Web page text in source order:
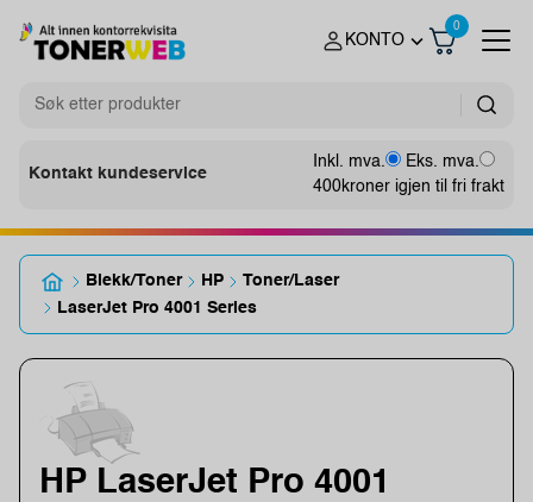
KONTO
0
Kontakt kundeservice
Inkl. mva.
Eks. mva.
400kroner igjen til fri frakt
Blekk/Toner HP
Toner/Laser
LaserJet Pro 4001 Series
HP LaserJet Pro 4001